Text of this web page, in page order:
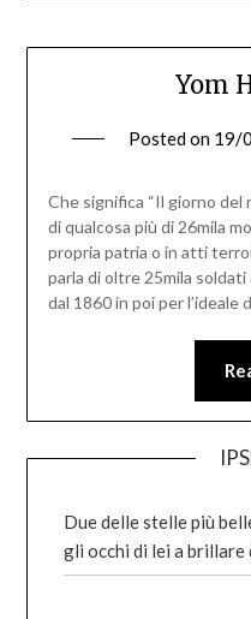
Yom
Posted on 19/
Che significa “Il giorno del
di qualcosa più di 26mila
propria patria o in atti
parla di oltre 25mila
dal 1860 in poi per l’ideale
Due delle stelle più
gli occhi di lei a brillare